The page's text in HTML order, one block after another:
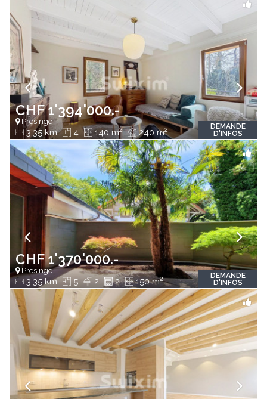
CHF 1'394'000.-
Presinge
3.35 km 4 140 m2 240 m2
DEMANDE
D'INFOS
CHF 1'370'000.-
Presinge
3.35 km 5 2 2 150 m2
DEMANDE
D'INFOS